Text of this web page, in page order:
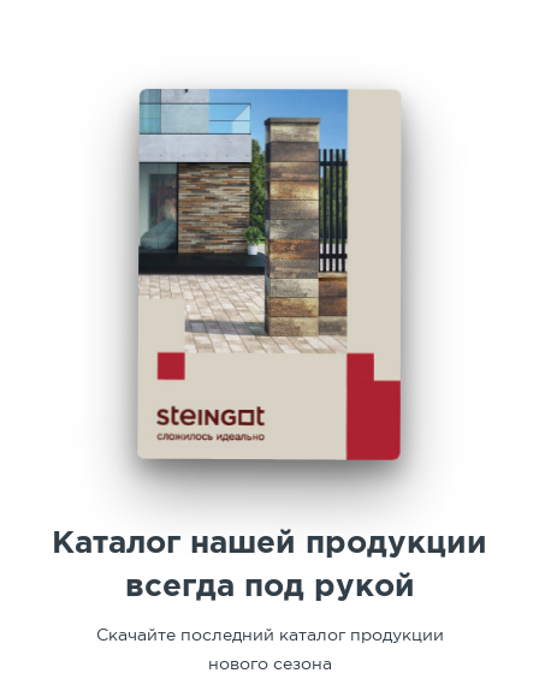
Каталог нашей продукции
всегда под рукой
Скачайте последний каталог продукции
нового сезона